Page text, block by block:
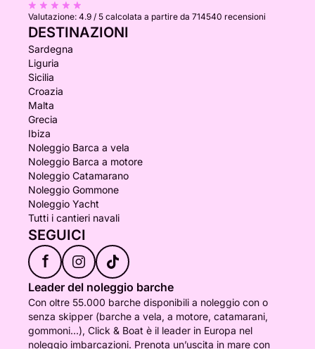
Valutazione: 4.9 / 5 calcolata a partire da 714540 recensioni
DESTINAZIONI
Sardegna
Liguria
Sicilia
Croazia
Malta
Grecia
Ibiza
Noleggio Barca a vela
Noleggio Barca a motore
Noleggio Catamarano
Noleggio Gommone
Noleggio Yacht
Tutti i cantieri navali
SEGUICI
f
Leader del noleggio barche
Con oltre 55.000 barche disponibili a noleggio con o
senza skipper (barche a vela, a motore, catamarani,
gommoni...), Click & Boat è il leader in Europa nel
noleggio imbarcazioni. Prenota un’uscita in mare con